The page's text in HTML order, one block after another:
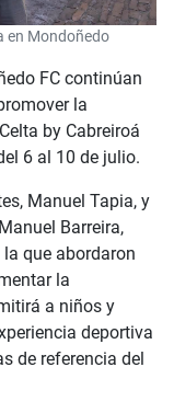
en Mondoñedo
FC continúan
la
by Cabreiroá
6 al 10 de julio.
Manuel Tapia, y
Barreira,
que abordaron
la
a niños y
deportiva
de referencia del